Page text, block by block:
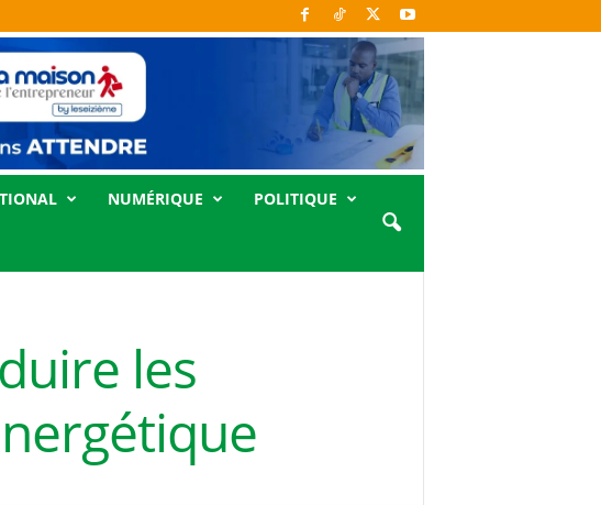
NUMÉRIQUE POLITIQUE
les